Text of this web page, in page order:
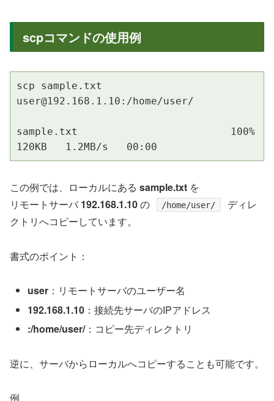
scpコマンドの使用例
scp sample.txt
user@192.168.1.10:/home/user/
sample.txt                         100%
120KB   1.2MB/s   00:00
この例では、ローカルにある sample.txt を
リモートサーバ192.168.1.10の /home/user/
ディレ
クトリへコピーしています。
書式のポイント：
user ：リモートサーバのユーザー名
192.168.1.10 ：接続先サーバのIPアドレス
:/home/user/：コピー先ディレクトリ
逆に、サーバからローカルへコピーすることも可能です。
例